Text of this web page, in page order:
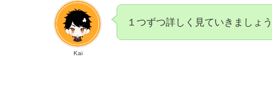
Kai
１つずつ詳しく見ていきましょ